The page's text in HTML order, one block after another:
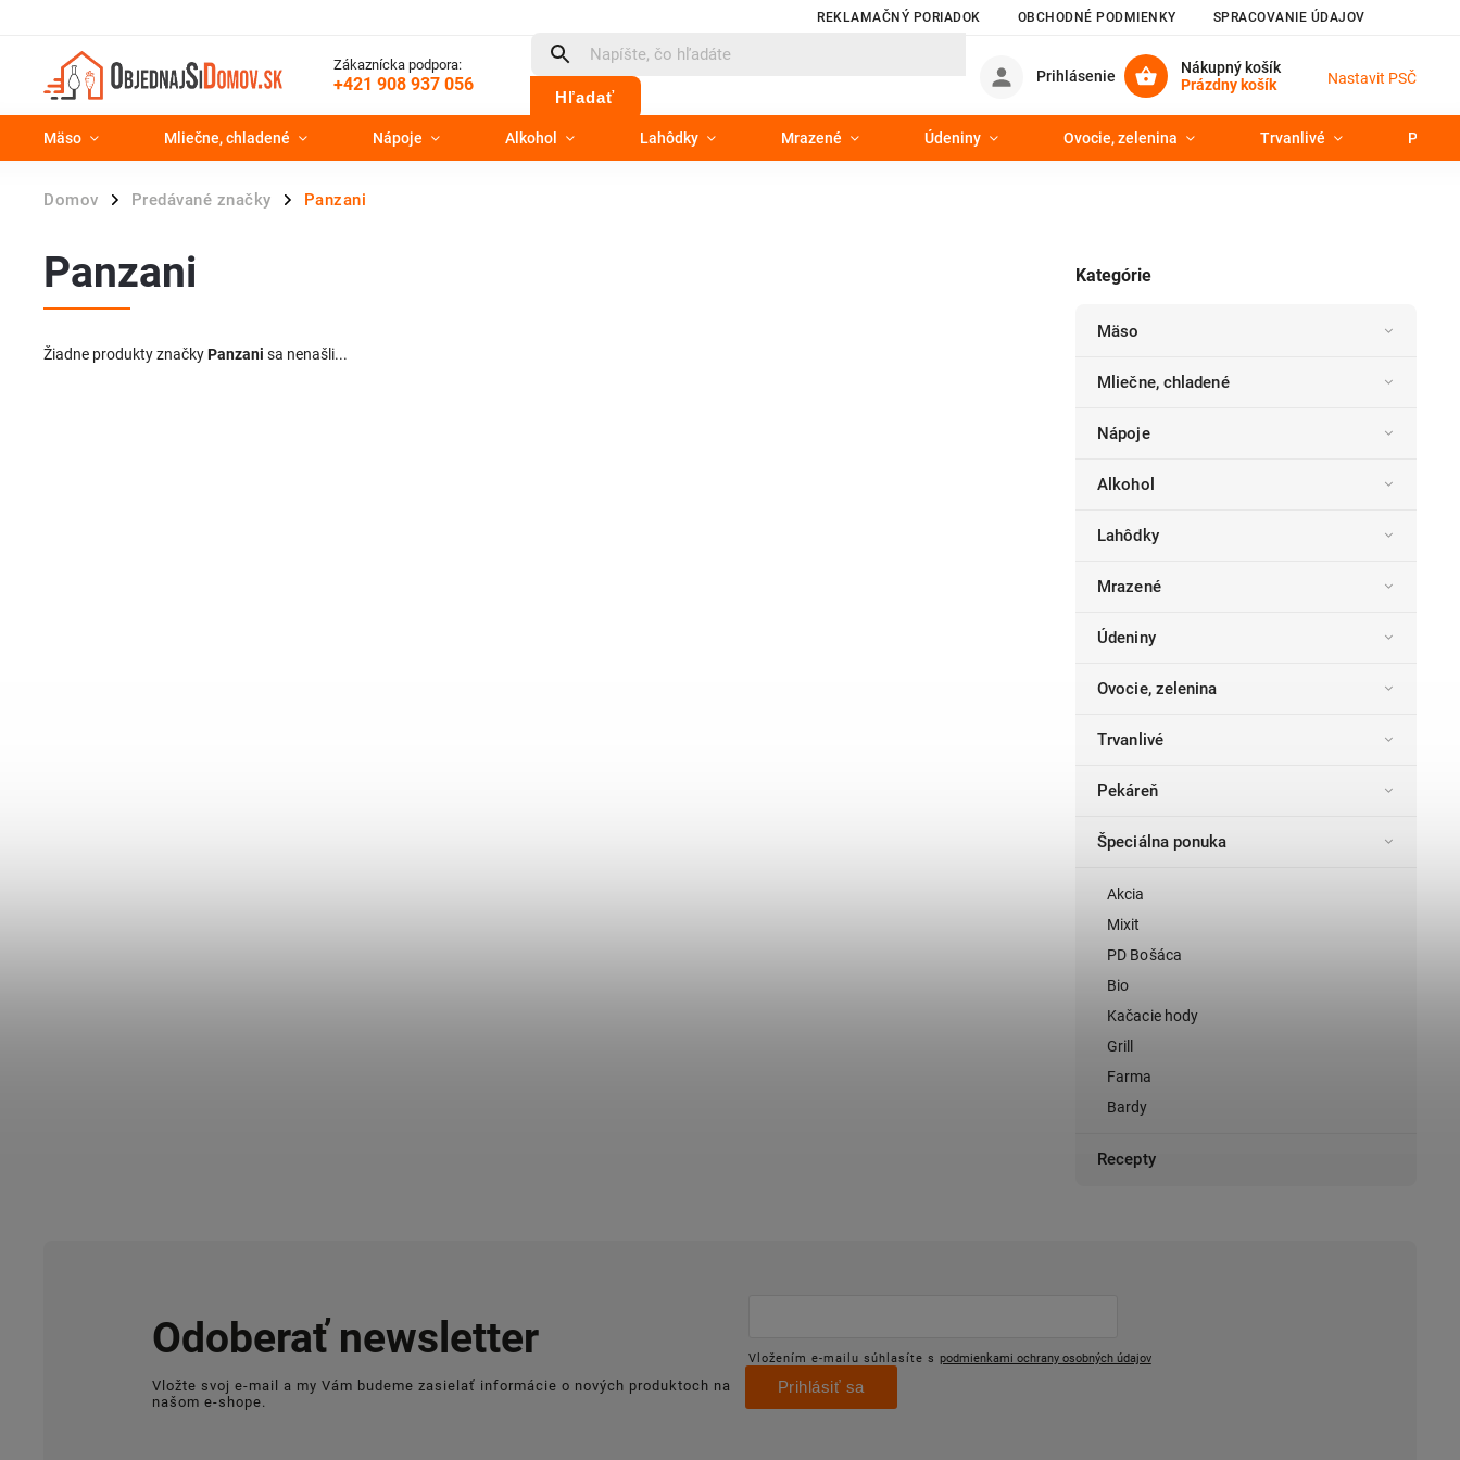
REKLAMAČNÝ PORIADOK OBCHODNÉ PODMIENKY SPRACOVANIE ÚDAJOV
Zákaznícka podpora:
+421 908 937 056
Hľadať
Nákupný košík
Prázdny košík
Nastavit PSČ
Prihlásenie
Mäso Mliečne, chladené Nápoje Alkohol Lahôdky Mrazené Údeniny Ovocie, zelenina Trvanlivé
Domov / Predávané značky / Panzani
Kategórie
Mäso
Mliečne, chladené
Nápoje
Alkohol
Lahôdky
Mrazené
Údeniny
Ovocie, zelenina
Trvanlivé
Pekáreň
Špeciálna ponuka
Akcia
Mixit
PD Bošáca
Bio
Kačacie hody
Grill
Farma
Bardy
Recepty
Panzani
Žiadne produkty značkyPanzani sa nenašli...
Odoberať newsletter
Vložte svoj e-mail a my Vám budeme zasielať informácie o nových produktoch na
našom e-shope.
Vložením e-mailu súhlasíte s podmienkami ochrany osobných údajov
Prihlásiť sa